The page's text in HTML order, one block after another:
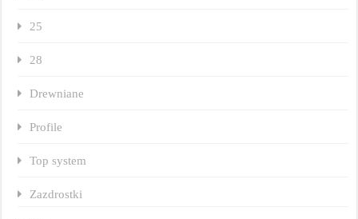
25
28
Drewniane
Profile
Top system
Zazdrostki